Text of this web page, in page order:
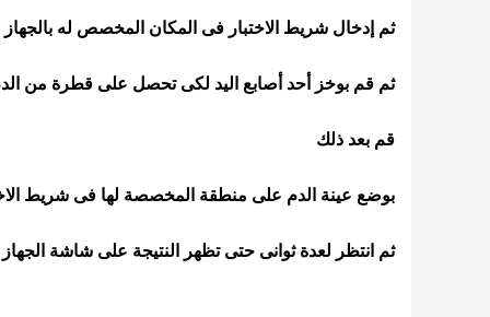
ثم إدخال شريط الاختبار فى المكان المخصص له بالجهاز
ثم قم بوخز أحد أصابع اليد لكى تحصل على قطرة من
قم بعد ذلك
بوضع عينة الدم على منطقة المخصصة لها فى شريط
ثم انتظر لعدة ثوانى حتى تظهر النتيجة على شاشة الجهاز